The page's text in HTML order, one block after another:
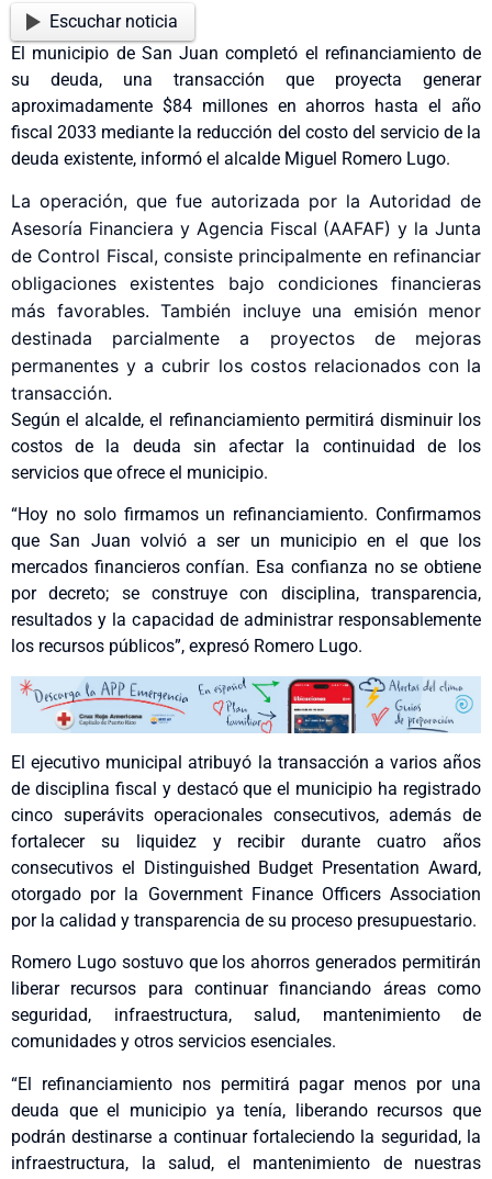
Escuchar noticia
El municipio de San Juan completó el refinanciamiento de
su deuda, una transacción que proyecta generar
aproximadamente $84 millones en ahorros hasta el año
fiscal 2033 mediante la reducción del costo del servicio de la
deuda existente, informó el alcalde Miguel Romero Lugo.
La operación, que fue autorizada por la Autoridad de
Asesoría Financiera y Agencia Fiscal (AAFAF) y la Junta
de Control Fiscal, consiste principalmente en refinanciar
obligaciones existentes bajo condiciones financieras
más favorables. También incluye una emisión menor
destinada parcialmente a proyectos de mejoras
permanentes y a cubrir los costos relacionados con la
transacción.
Según el alcalde, el refinanciamiento permitirá disminuir los
costos de la deuda sin afectar la continuidad de los
servicios que ofrece el municipio.
“Hoy no solo firmamos un refinanciamiento. Confirmamos
que San Juan volvió a ser un municipio en el que los
mercados financieros confían. Esa confianza no se obtiene
por decreto; se construye con disciplina, transparencia,
resultados y la capacidad de administrar responsablemente
los recursos públicos”, expresó Romero Lugo.
El ejecutivo municipal atribuyó la transacción a varios años
de disciplina fiscal y destacó que el municipio ha registrado
cinco superávits operacionales consecutivos, además de
fortalecer su liquidez y recibir durante cuatro años
consecutivos el Distinguished Budget Presentation Award,
otorgado por la Government Finance Officers Association
por la calidad y transparencia de su proceso presupuestario.
Romero Lugo sostuvo que los ahorros generados permitirán
liberar recursos para continuar financiando áreas como
seguridad, infraestructura, salud, mantenimiento de
comunidades y otros servicios esenciales.
“El refinanciamiento nos permitirá pagar menos por una
deuda que el municipio ya tenía, liberando recursos que
podrán destinarse a continuar fortaleciendo la seguridad, la
infraestructura, la salud, el mantenimiento de nuestras